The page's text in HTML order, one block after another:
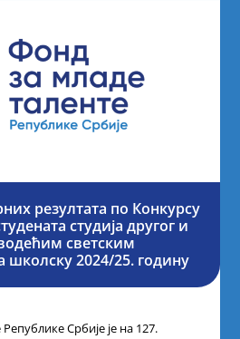
резултата по Конкурсу
студија другог и
светским
школску 2024/25. годину
Србије је на 127.